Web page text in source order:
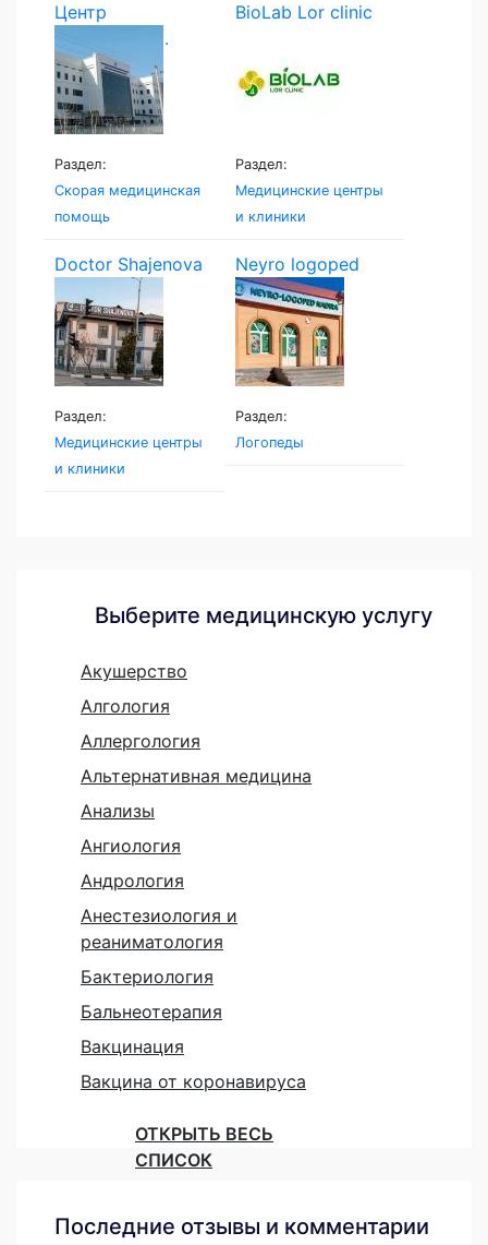
Центр
экстренной...
Раздел:
Скорая медицинская
помощь
BioLab Lor clinic
Раздел:
Медицинские центры
и клиники
Doctor Shajenova
Раздел:
Медицинские центры
и клиники
Neyro logoped
Раздел:
Логопеды
Выберите медицинскую услугу
Акушерство
Алгология
Аллергология
Альтернативная медицина
Анализы
Ангиология
Андрология
Анестезиология и
реаниматология
Бактериология
Бальнеотерапия
Вакцинация
Вакцина от коронавируса
ОТКРЫТЬ ВЕСЬ
СПИСОК
Последние отзывы и комментарии